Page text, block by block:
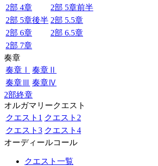
2部 4章
2部 5章前半
2部 5章後半 2部 5.5章
2部 6章
2部 6.5章
2部 7章
奏章
奏章Ⅰ
奏章Ⅱ
奏章Ⅲ 奏章Ⅳ
2部終章
オルガマリークエスト
クエスト1 クエスト2
クエスト3 クエスト4
オーディールコール
クエスト一覧